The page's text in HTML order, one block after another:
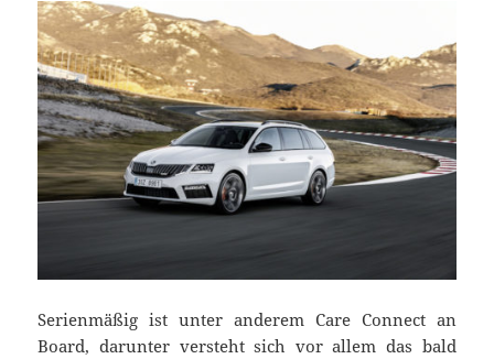
Serienmäßig ist unter anderem Care Connect an
Board, darunter versteht sich vor allem das bald